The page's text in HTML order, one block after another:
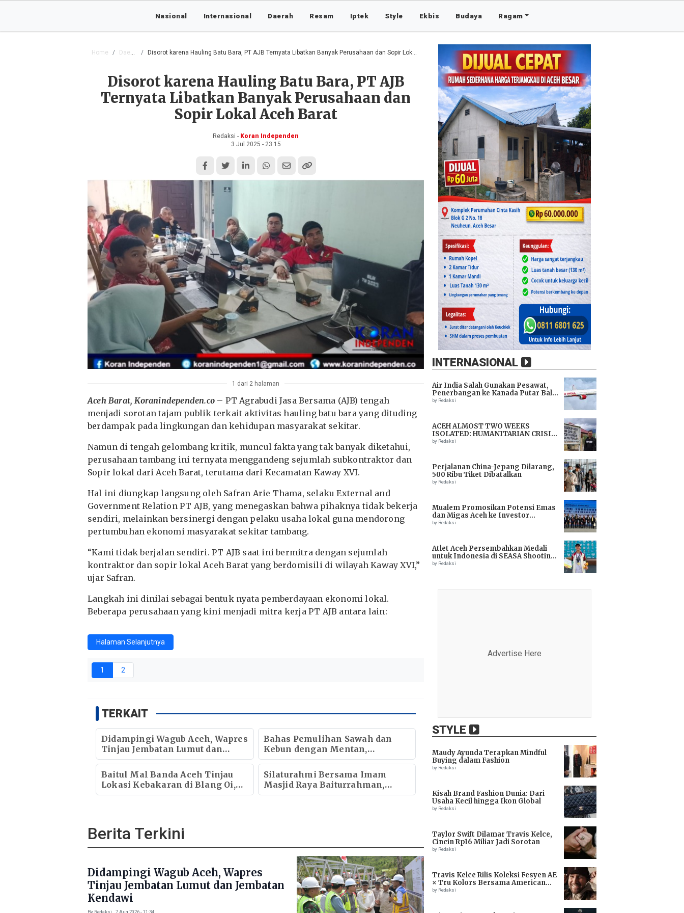
Nasional Internasional Daerah Resam Iptek Style Ekbis Budaya Ragam
Home Daerah Disorot karena Hauling Batu Bara, PT AJB Ternyata Libatkan Banyak Perusahaan dan Sopir Lokal Aceh Barat
Disorot karena Hauling Batu Bara, PT AJB
Ternyata Libatkan Banyak Perusahaan dan
Sopir Lokal Aceh Barat
Redaksi - Koran Independen
3 Jul 2025 - 23:15
1 dari 2 halaman
Aceh Barat, Koranindependen.co – PT Agrabudi Jasa Bersama (AJB) tengah
menjadi sorotan tajam publik terkait aktivitas hauling batu bara yang dituding
berdampak pada lingkungan dan kehidupan masyarakat sekitar.
Namun di tengah gelombang kritik, muncul fakta yang tak banyak diketahui,
perusahaan tambang ini ternyata menggandeng sejumlah subkontraktor dan
Sopir lokal dari Aceh Barat, terutama dari Kecamatan Kaway XVI.
Hal ini diungkap langsung oleh Safran Arie Thama, selaku External and
Government Relation PT AJB, yang menegaskan bahwa pihaknya tidak bekerja
sendiri, melainkan bersinergi dengan pelaku usaha lokal guna mendorong
pertumbuhan ekonomi masyarakat sekitar tambang.
“Kami tidak berjalan sendiri. PT AJB saat ini bermitra dengan sejumlah
kontraktor dan sopir lokal Aceh Barat yang berdomisili di wilayah Kaway XVI,”
ujar Safran.
Langkah ini dinilai sebagai bentuk nyata pemberdayaan ekonomi lokal.
Beberapa perusahaan yang kini menjadi mitra kerja PT AJB antara lain:
Halaman Selanjutnya
1 2
TERKAIT
Didampingi Wagub Aceh, Wapres
Tinjau Jembatan Lumut dan
Jembatan Kendawi
Bahas Pemulihan Sawah dan
Kebun dengan Mentan,
Gubernur Mualem: Kami Butuh
Dukungan Pak Menteri
Baitul Mal Banda Aceh Tinjau
Lokasi Kebakaran di Blang Oi,
Pastikan Korban Mendapat
Silaturahmi Bersama Imam
Masjid Raya Baiturrahman,
Wagub Aceh Perkuat Sinergi
Berita Terkini
Didampingi Wagub Aceh, Wapres
Tinjau Jembatan Lumut dan Jembatan
Kendawi
By Redaksi . 7 Aug 2026 - 11:34
INTERNASIONAL
Air India Salah Gunakan Pesawat,
Penerbangan ke Kanada Putar Balik
Setelah 9 Jam di Udara
by Redaksi
ACEH ALMOST TWO WEEKS
ISOLATED: HUMANITARIAN CRISIS
THREATENS LIVES, IMMEDIATE
by Redaksi
Perjalanan China-Jepang Dilarang,
500 Ribu Tiket Dibatalkan
by Redaksi
Mualem Promosikan Potensi Emas
dan Migas Aceh ke Investor
Tiongkok
by Redaksi
Atlet Aceh Persembahkan Medali
untuk Indonesia di SEASA Shooting
Championship 2025
by Redaksi
Advertise Here
STYLE
Maudy Ayunda Terapkan Mindful
Buying dalam Fashion
by Redaksi
Kisah Brand Fashion Dunia: Dari
Usaha Kecil hingga Ikon Global
by Redaksi
Taylor Swift Dilamar Travis Kelce,
Cincin Rp16 Miliar Jadi Sorotan
by Redaksi
Travis Kelce Rilis Koleksi Fesyen AE
× Tru Kolors Bersama American
Eagle
by Redaksi